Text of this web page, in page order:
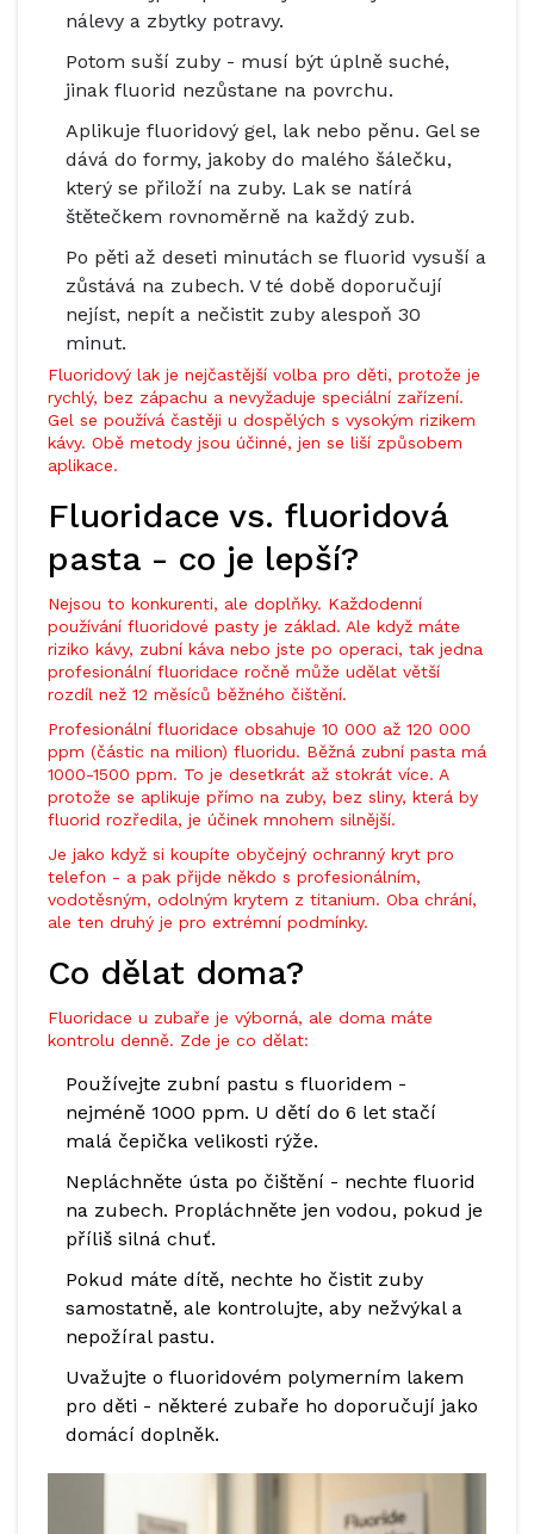
nálevy a zbytky potravy.
Potom suší zuby - musí být úplně suché,
jinak fluorid nezůstane na povrchu.
Aplikuje fluoridový gel, lak nebo pěnu. Gel se
dává do formy, jakoby do malého šálečku,
který se přiloží na zuby. Lak se natírá
štětečkem rovnoměrně na každý zub.
Po pěti až deseti minutách se fluorid vysuší a
zůstává na zubech. V té době doporučují
nejíst, nepít a nečistit zuby alespoň 30
minut.
Fluoridový lak je nejčastější volba pro děti, protože je
rychlý, bez zápachu a nevyžaduje speciální zařízení.
Gel se používá častěji u dospělých s vysokým rizikem
kávy. Obě metody jsou účinné, jen se liší způsobem
aplikace.
Fluoridace vs. fluoridová
pasta - co je lepší?
Nejsou to konkurenti, ale doplňky. Každodenní
používání fluoridové pasty je základ. Ale když máte
riziko kávy, zubní káva nebo jste po operaci, tak jedna
profesionální fluoridace ročně může udělat větší
rozdíl než 12 měsíců běžného čištění.
Profesionální fluoridace obsahuje 10 000 až 120 000
ppm (částic na milion) fluoridu. Běžná zubní pasta má
1000-1500 ppm. To je desetkrát až stokrát více. A
protože se aplikuje přímo na zuby, bez sliny, která by
fluorid rozředila, je účinek mnohem silnější.
Je jako když si koupíte obyčejný ochranný kryt pro
telefon - a pak přijde někdo s profesionálním,
vodotěsným, odolným krytem z titanium. Oba chrání,
ale ten druhý je pro extrémní podmínky.
Co dělat doma?
Fluoridace u zubaře je výborná, ale doma máte
kontrolu denně. Zde je co dělat:
Používejte zubní pastu s fluoridem -
nejméně 1000 ppm. U dětí do 6 let stačí
malá čepička velikosti rýže.
Nepláchněte ústa po čištění - nechte fluorid
na zubech. Propláchněte jen vodou, pokud je
příliš silná chuť.
Pokud máte dítě, nechte ho čistit zuby
samostatně, ale kontrolujte, aby nežvýkal a
nepožíral pastu.
Uvažujte o fluoridovém polymerním lakem
pro děti - některé zubaře ho doporučují jako
domácí doplněk.